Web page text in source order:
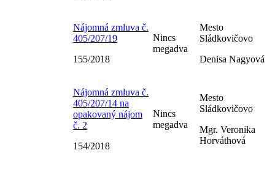
Nájomná zmluva č.
405/207/19
155/2018
Nincs
megadva
Mesto
Sládkovičovo
Denisa Nagyová
Nájomná zmluva č.
405/207/14 na
opakovaný nájom
č. 2
154/2018
Nincs
megadva
Mesto
Sládkovičovo
Mgr. Veronika
Horváthová